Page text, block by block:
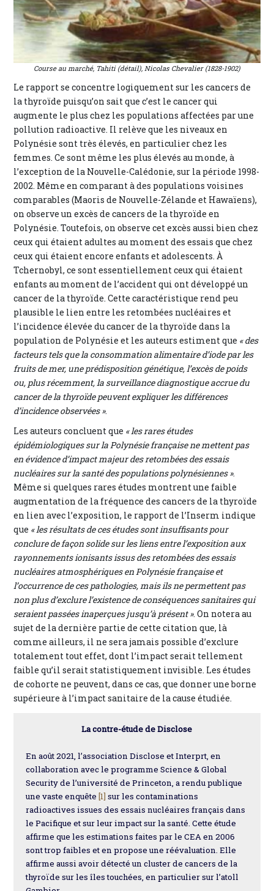
Course au marché, Tahiti (détail), Nicolas Chevalier (1828-1902)
Le rapport se concentre logiquement sur les cancers de
la thyroïde puisqu’on sait que c’est le cancer qui
augmente le plus chez les populations affectées par une
pollution radioactive. Il relève que les niveaux en
Polynésie sont très élevés, en particulier chez les
femmes. Ce sont même les plus élevés au monde, à
l’exception de la Nouvelle-Calédonie, sur la période 1998-
2002. Même en comparant à des populations voisines
comparables (Maoris de Nouvelle-Zélande et Hawaïens),
on observe un excès de cancers de la thyroïde en
Polynésie. Toutefois, on observe cet excès aussi bien chez
ceux qui étaient adultes au moment des essais que chez
ceux qui étaient encore enfants et adolescents. À
Tchernobyl, ce sont essentiellement ceux qui étaient
enfants au moment de l’accident qui ont développé un
cancer de la thyroïde. Cette caractéristique rend peu
plausible le lien entre les retombées nucléaires et
l’incidence élevée du cancer de la thyroïde dans la
population de Polynésie et les auteurs estiment que « des
facteurs tels que la consommation alimentaire d’iode par les
fruits de mer, une prédisposition génétique, l’excès de poids
ou, plus récemment, la surveillance diagnostique accrue du
cancer de la thyroïde peuvent expliquer les différences
d’incidence observées ».
Les auteurs concluent que « les rares études
épidémiologiques sur la Polynésie française ne mettent pas
en évidence d’impact majeur des retombées des essais
nucléaires sur la santé des populations polynésiennes ».
Même si quelques rares études montrent une faible
augmentation de la fréquence des cancers de la thyroïde
en lien avec l’exposition, le rapport de l’Inserm indique
que « les résultats de ces études sont insuffisants pour
conclure de façon solide sur les liens entre l’exposition aux
rayonnements ionisants issus des retombées des essais
nucléaires atmosphériques en Polynésie française et
l’occurrence de ces pathologies, mais ils ne permettent pas
non plus d’exclure l’existence de conséquences sanitaires qui
seraient passées inaperçues jusqu’à présent ». On notera au
sujet de la dernière partie de cette citation que, là
comme ailleurs, il ne sera jamais possible d’exclure
totalement tout effet, dont l’impact serait tellement
faible qu’il serait statistiquement invisible. Les études
de cohorte ne peuvent, dans ce cas, que donner une borne
supérieure à l’impact sanitaire de la cause étudiée.
La contre-étude de Disclose
En août 2021, l’association Disclose et Interprt, en
collaboration avec le programme Science & Global
Security de l’université de Princeton, a rendu publique
une vaste enquête[1] sur les contaminations
radioactives issues des essais nucléaires français dans
le Pacifique et sur leur impact sur la santé. Cette étude
affirme que les estimations faites par le CEA en 2006
sont trop faibles et en propose une réévaluation. Elle
affirme aussi avoir détecté un cluster de cancers de la
thyroïde sur les îles touchées, en particulier sur l’atoll